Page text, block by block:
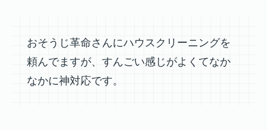
おそうじ革命さんにハウスクリーニングを
頼んでますが、すんごい感じがよくてなか
なかに神対応です。